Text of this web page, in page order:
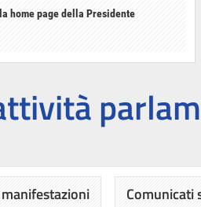
home page della Presidente
Comunicati